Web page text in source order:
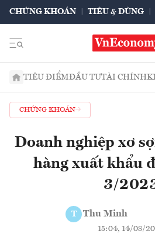
CHỨNG KHOÁN TIÊU & DÙNG
TIÊU ĐIỂMĐẦU TƯTÀI CHÍNH
CHỨNG KHOÁN
Doanh nghiệp xơ
hàng xuất khẩu
3/
T Thu Minh
15:04, 14/08/